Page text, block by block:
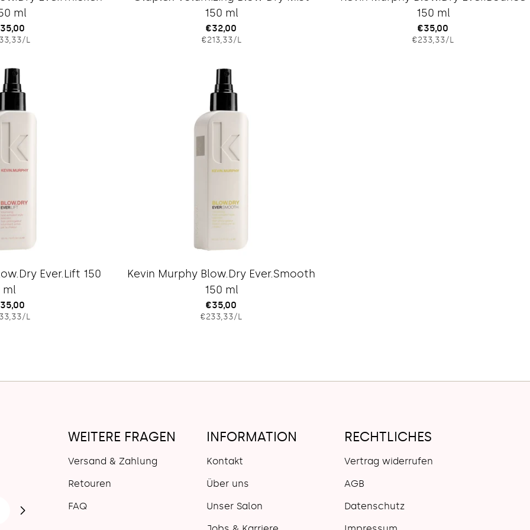
ml
EINZELPREIS
/PRO
L
150 ml
Regulärer
Preis
€32,00
EINZELPREIS
€213,33/PRO
L
150 ml
Regulärer
Preis
€35,00
EINZELPREIS
€233,33/PRO
L
Typ:
Ever.Lift 150
ml
EINZELPREIS
/PRO
L
Typ:
Kevin Murphy Blow.Dry Ever.Smooth
150 ml
Regulärer
Preis
€35,00
EINZELPREIS
€233,33/PRO
L
WEITERE FRAGEN
Versand & Zahlung
Retouren
FAQ
INFORMATION
Kontakt
Über uns
Unser Salon
RECHTLICHES
Vertrag widerrufen
AGB
Datenschutz